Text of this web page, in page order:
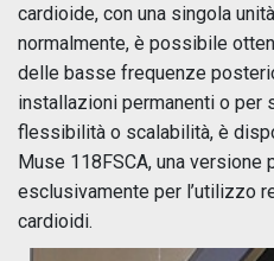
cardioide, con una singola
normalmente, è possibile
delle basse frequenze
installazioni permanenti o per
flessibilità o scalabilità, è
Muse 118FSCA, una
esclusivamente per l’utilizzo
cardioidi.